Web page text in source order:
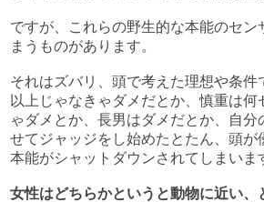
ですが、これらの野生的な本能のセン
まうものがあります。
それはズバリ、頭で考えた理想や条件
以上じゃなきゃダメだとか、慎重は何
ゃダメとか、長男はダメだとか、自分
せてジャッジをし始めたとたん、頭が
本能がシャットダウンされてしまいま
女性はどちらかというと動物に近い、